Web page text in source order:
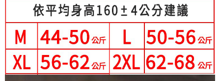
【注意事項】
1.本服務係由「台灣大哥大股份有限公司」（以下簡稱本公司）所提供，讓
用戶於交易時，得透過本服務購買商品或服務，並由商店將買賣／分期付款
買賣價金債權讓與本公司後，依約使用本公司帳單繳交帳款。
2.基於同意付款使用「大哥付你分期」之契約關係目的，商店將以您的個人
資料（包含姓名、電話或地址）提供予台灣大哥大進項蒐集、處理及利用，
由本公司與您本人進行分期帳單所需資料之確認、核對及更正。
3.完整用戶服務條款，請詳閱以下連結：https://oppay.tw/userRule
ATM／網路銀行／等多元方式進行付款，方視為交易完成。
※ 請注意：結帳手續完成當下不需立刻繳費，但若您需要取消訂單，請聯絡
後付繳納相關費用。
※ 交易是否成功請以「AFTEE先享後付 」之結帳頁面顯示為準，若有關於
是否繳費成功／繳費後需取消欲退款等相關疑問，請聯繫「AFTEE先享後付
客戶支援中心」 https://netprotections.freshdesk.com/support/home
付款後全家取貨
每筆NT$80，滿NT$699(含以上)免運費
萊爾富取貨付款
每筆NT$80，滿NT$699(含以上)免運費
付款後萊爾富取貨